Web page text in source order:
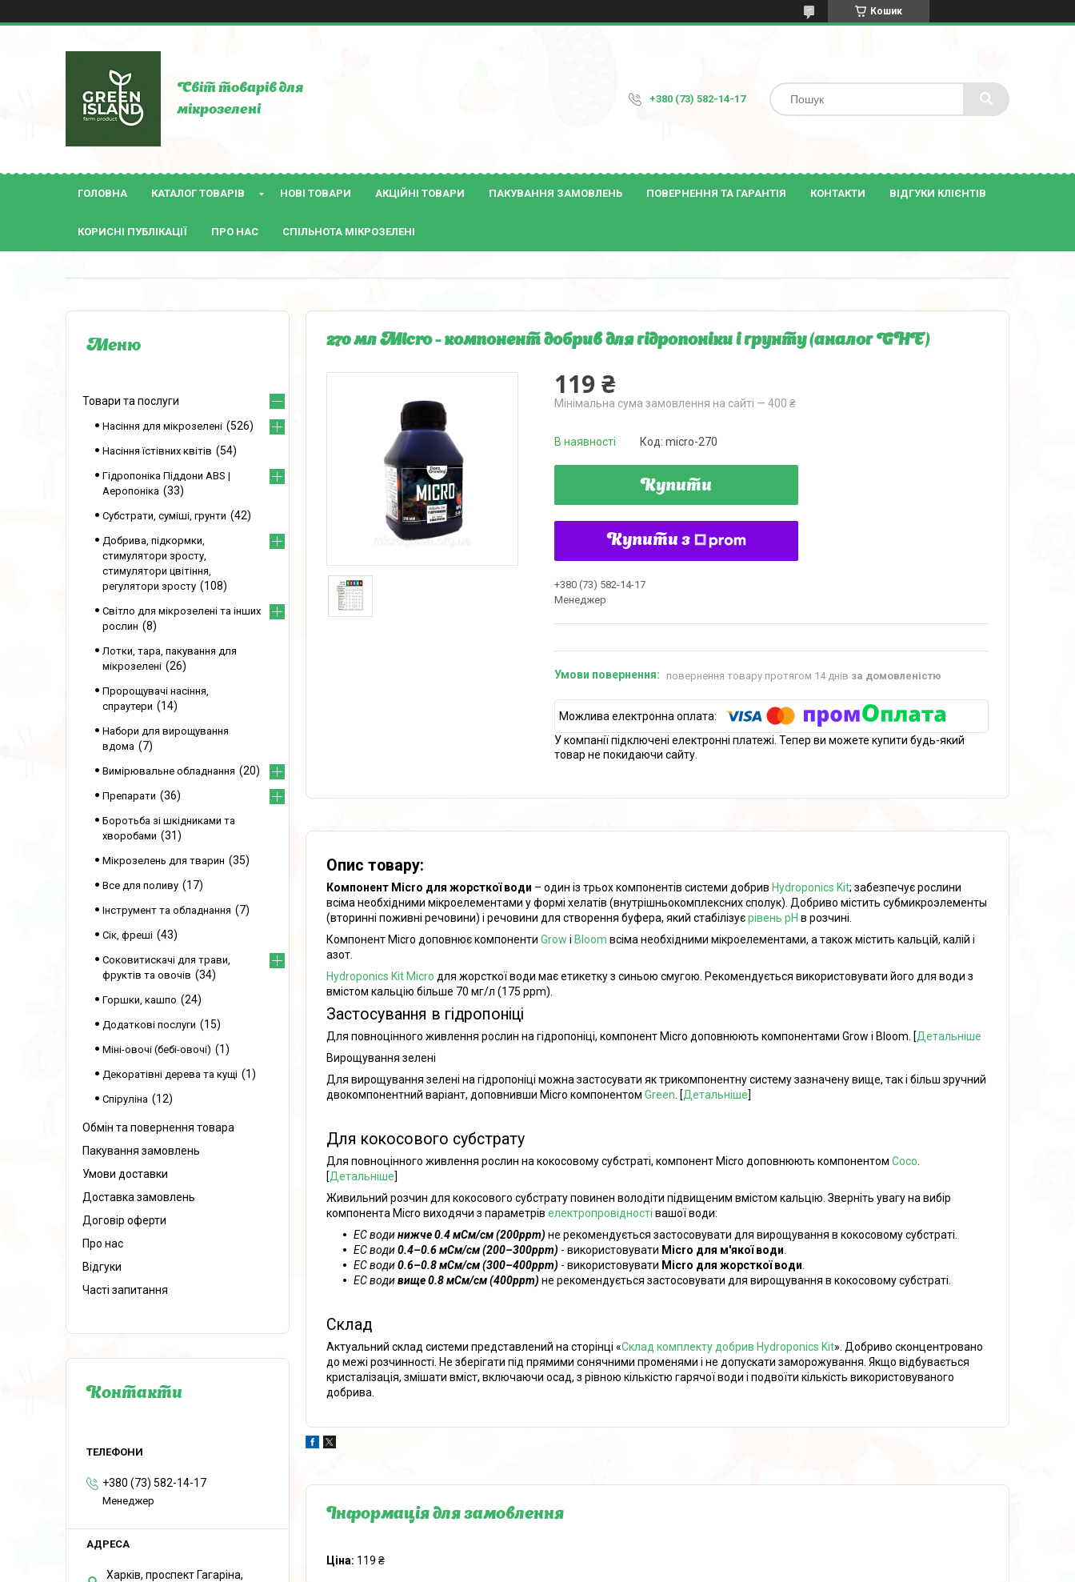
Кошик
Світ товарів для
мікрозелені
+380 (73) 582-14-17
ГОЛОВНА КАТАЛОГ ТОВАРІВ НОВІ ТОВАРИ АКЦІЙНІ ТОВАРИ ПАКУВАННЯ ЗАМОВЛЕНЬ ПОВЕРНЕННЯ ТА ГАРАНТІЯ КОНТАКТИ ВІДГУКИ КЛІЄНТІВ
КОРИСНІ ПУБЛІКАЦІЇ ПРО НАС СПІЛЬНОТА МІКРОЗЕЛЕНІ
270 мл Micro - компонент добрив для гідропоніки і грунту (аналог GHE)
119 ₴
Мінімальна сума замовлення на сайті — 400 ₴
В наявності Код: micro-270
Купити
Купити з
+380 (73) 582-14-17
Менеджер
повернення товару протягом 14 днів за домовленістю
У компанії підключені електронні платежі. Тепер ви можете купити будь-який
товар не покидаючи сайту.
Опис товару:
Компонент Micro для жорсткої води – один із трьох компонентів системи добрив Hydroponics Kit; забезпечує рослини
всіма необхідними мікроелементами у формі хелатів (внутрішньокомплексних сполук). Добриво містить субмикроэлементы
(вторинні поживні речовини) і речовини для створення буфера, який стабілізуєрівень pH в розчині.
Компонент Micro доповнює компоненти Grow і Bloom всіма необхідними мікроелементами, а також містить кальцій, калій і
азот.
Hydroponics Kit Micro для жорсткої води має етикетку з синьою смугою. Рекомендується використовувати його для води з
вмістом кальцію більше 70 мг/л (175 ppm).
Застосування в гідропоніці
Для повноцінного живлення рослин на гідропоніці, компонент Micro доповнюють компонентами Grow і Bloom. [Детальніше
Вирощування зелені
Для вирощування зелені на гідропоніці можна застосувати як трикомпонентну систему зазначену вище, так і більш зручний
двокомпонентний варіант, доповнивши Micro компонентом Green. [Детальніше]
Для кокосового субстрату
Для повноцінного живлення рослин на кокосовому субстраті, компонент Micro доповнюють компонентом Coco.
[Детальніше]
Живильний розчин для кокосового субстрату повинен володіти підвищеним вмістом кальцію. Зверніть увагу на вибір
компонента Micro виходячи з параметрів електропровідності вашої води:
EC водинижче 0.4 мСм/см (200ppm) не рекомендується застосовувати для вирощування в кокосовому субстраті.
EC води0.4–0.6 мСм/см (200–300ppm) - використовувати Micro для м'якої води.
EC води0.6–0.8 мСм/см (300–400ppm) - використовувати Micro для жорсткої води.
EC водивище 0.8 мСм/см (400ppm) не рекомендується застосовувати для вирощування в кокосовому субстраті.
Склад
Актуальний склад системи представлений на сторінці «Склад комплекту добрив Hydroponics Kit». Добриво сконцентровано
до межі розчинності. Не зберігати під прямими сонячними променями і не допускати заморожування. Якщо відбувається
кристалізація, змішати вміст, включаючи осад, з рівною кількістю гарячої води і подвоїти кількість використовуваного
добрива.
Інформація для замовлення
Ціна: 119 ₴
Товари та послуги
Насіння для мікрозелені 526
Насіння їстівних квітів 54
Гідропоніка Піддони ABS |
Аеропоніка
33
Субстрати, суміші, грунти 42
Добрива, підкормки,
стимулятори зросту,
стимулятори цвітіння,
регулятори зросту
108
Світло для мікрозелені та інших
рослин
8
Лотки, тара, пакування для
мікрозелені
26
Пророщувачі насіння,
спраутери
14
Набори для вирощування
вдома
7
Вимірювальне обладнання 20
Препарати 36
Боротьба зі шкідниками та
хворобами
31
Мікрозелень для тварин 35
Все для поливу 17
Інструмент та обладнання 7
Сік, фреші 43
Соковитискачі для трави,
фруктів та овочів
34
Горшки, кашпо 24
Додаткові послуги 15
Міні-овочі (бебі-овочі) 1
Декоратівні дерева та кущі 1
Спіруліна 12
Обмін та повернення товара
Пакування замовлень
Умови доставки
Доставка замовлень
Договір оферти
Про нас
Відгуки
Часті запитання
Контакти
+380 (73) 582-14-17
Менеджер
Харків, проспект Гагаріна,